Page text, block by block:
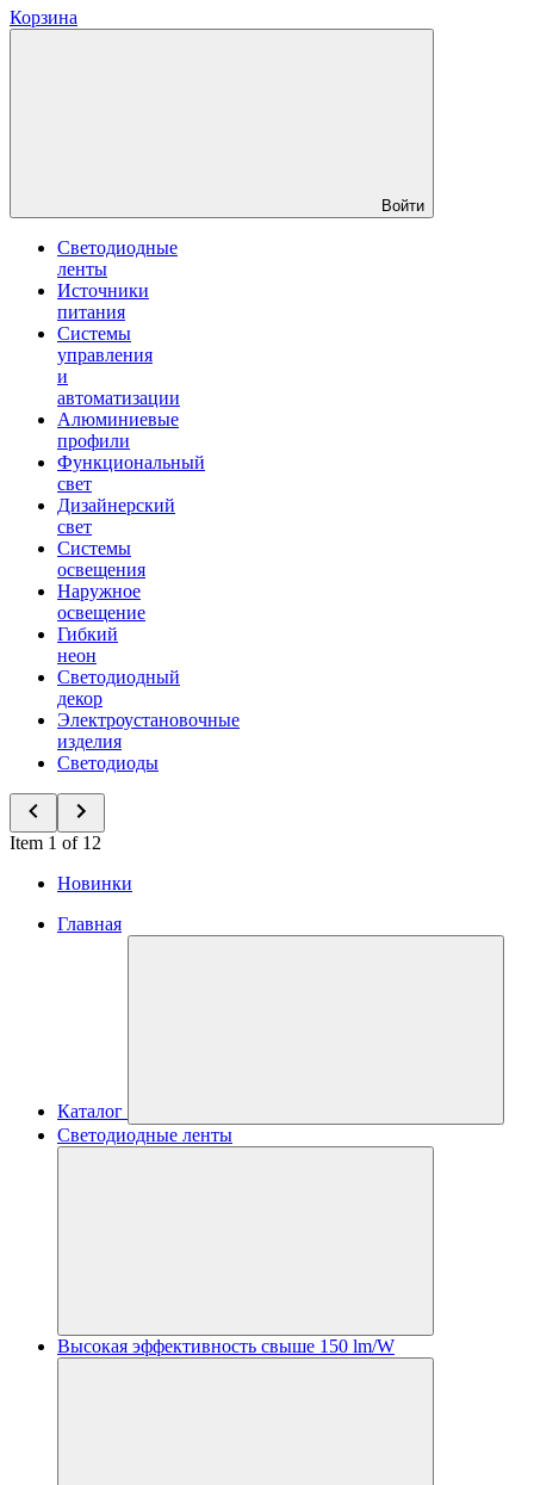
Корзина
Войти
Светодиодные
ленты
Источники
питания
Системы
управления
и
автоматизации
Алюминиевые
профили
Функциональный
свет
Дизайнерский
свет
Системы
освещения
Наружное
освещение
Гибкий
неон
Светодиодный
декор
Электроустановочные
изделия
Светодиоды
Item 1 of 12
Новинки
Главная
Каталог
Светодиодные ленты
Высокая эффективность свыше 150 lm/W